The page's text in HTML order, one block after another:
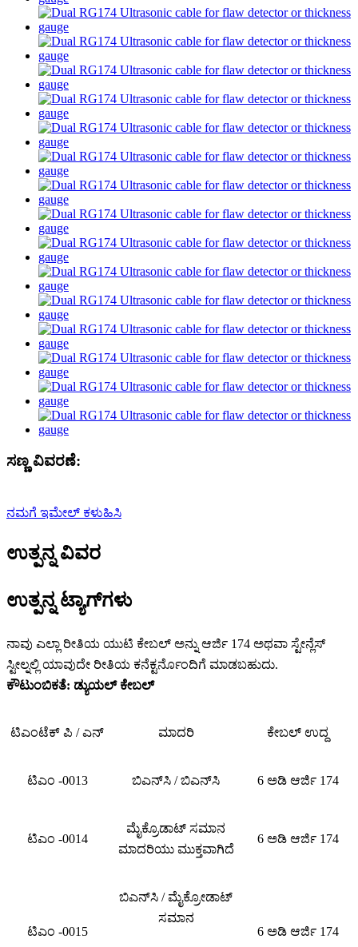
ಸಣ್ಣ ವಿವರಣೆ:
ನಮಗೆ ಇಮೇಲ್ ಕಳುಹಿಸಿ
ಉತ್ಪನ್ನ ವಿವರ
ಉತ್ಪನ್ನ ಟ್ಯಾಗ್‌ಗಳು
ನಾವು ಎಲ್ಲಾ ರೀತಿಯ ಯುಟಿ ಕೇಬಲ್ ಅನ್ನು ಆರ್ಜಿ 174 ಅಥವಾ ಸ್ಟೇನ್ಲೆಸ್
ಸ್ಟೀಲ್ನಲ್ಲಿ ಯಾವುದೇ ರೀತಿಯ ಕನೆಕ್ಟರ್ನೊಂದಿಗೆ ಮಾಡಬಹುದು.
ಕೌಟುಂಬಿಕತೆ: ಡ್ಯುಯಲ್ ಕೇಬಲ್
ಟಿಎಂಟೆಕ್ ಪಿ / ಎನ್ ಮಾದರಿ ಕೇಬಲ್ ಉದ್ದ
ಟಿಎಂ -0013 ಬಿಎನ್‌ಸಿ / ಬಿಎನ್‌ಸಿ 6 ಅಡಿ ಆರ್ಜಿ 174
ಟಿಎಂ -0014
ಮೈಕ್ರೊಡಾಟ್ ಸಮಾನ
ಮಾದರಿಯು ಮುಕ್ತವಾಗಿದೆ
6 ಅಡಿ ಆರ್ಜಿ 174
ಟಿಎಂ -0015
ಬಿಎನ್‌ಸಿ / ಮೈಕ್ರೋಡಾಟ್
ಸಮಾನ
6 ಅಡಿ ಆರ್ಜಿ 174